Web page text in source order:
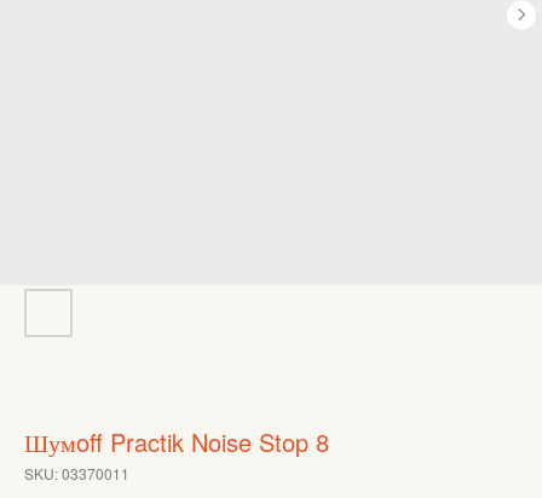
Шумoff Practik Noise Stop 8
SKU:03370011